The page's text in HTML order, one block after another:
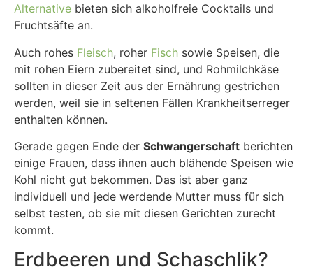
Alternative bieten sich alkoholfreie Cocktails und
Fruchtsäfte an.
Auch rohes Fleisch, roher Fisch sowie Speisen, die
mit rohen Eiern zubereitet sind, und Rohmilchkäse
sollten in dieser Zeit aus der Ernährung gestrichen
werden, weil sie in seltenen Fällen Krankheitserreger
enthalten können.
Gerade gegen Ende der Schwangerschaft berichten
einige Frauen, dass ihnen auch blähende Speisen wie
Kohl nicht gut bekommen. Das ist aber ganz
individuell und jede werdende Mutter muss für sich
selbst testen, ob sie mit diesen Gerichten zurecht
kommt.
Erdbeeren und Schaschlik?